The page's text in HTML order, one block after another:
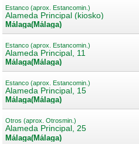
Estanco (aprox. Estancomin.)
Alameda Principal (kiosko)
Málaga(Málaga)
Estanco (aprox. Estancomin.)
Alameda Principal, 11
Málaga(Málaga)
Estanco (aprox. Estancomin.)
Alameda Principal, 15
Málaga(Málaga)
Otros (aprox. Otrosmin.)
Alameda Principal, 25
Málaga(Málaga)